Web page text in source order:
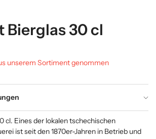
Bierglas 30 cl
unserem Sortiment genommen
cl. Eines der lokalen tschechischen
ist seit den 1870er-Jahren in Betrieb und